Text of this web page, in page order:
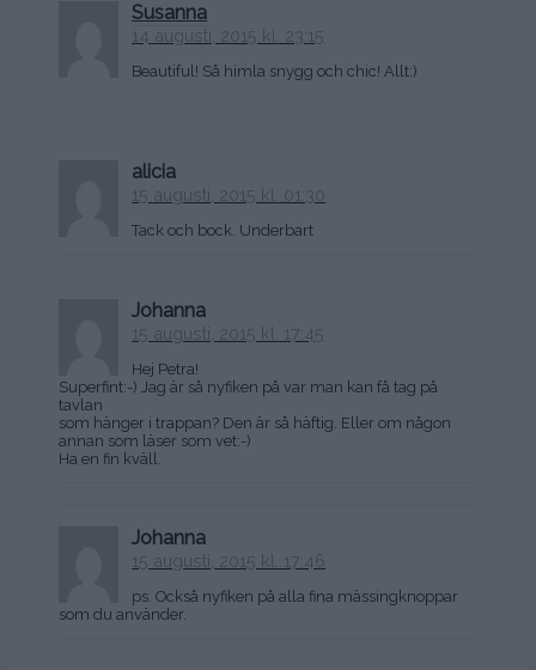
Susanna
14 augusti, 2015 kl. 23:15
Beautiful! Så himla snygg och chic! Allt:)
alicia
15 augusti, 2015 kl. 01:30
Tack och bock. Underbart
Johanna
15 augusti, 2015 kl. 17:45
Hej Petra!
Superfint:-) Jag är så nyfiken på var man kan få tag på
tavlan
som hänger i trappan? Den är så häftig. Eller om någon
annan som läser som vet:-)
Ha en fin kväll.
Johanna
15 augusti, 2015 kl. 17:46
ps. Också nyfiken på alla fina mässingknoppar
som du använder.